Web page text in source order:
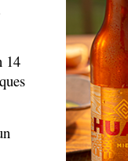
14